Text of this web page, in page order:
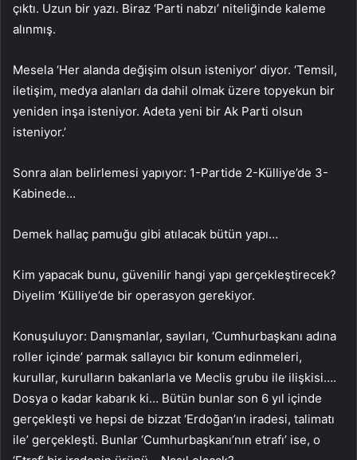
çıktı. Uzun bir yazı. Biraz ‘Parti nabzı’ niteliğinde kaleme
alınmış.
Mesela ‘Her alanda değişim olsun isteniyor’ diyor. ‘Temsil,
iletişim, medya alanları da dahil olmak üzere topyekun bir
yeniden inşa isteniyor. Adeta yeni bir Ak Parti olsun
isteniyor.’
Sonra alan belirlemesi yapıyor: 1-Partide 2-Külliye’de 3-
Kabinede…
Demek hallaç pamuğu gibi atılacak bütün yapı…
Kim yapacak bunu, güvenilir hangi yapı gerçekleştirecek?
Diyelim ‘Külliye’de bir operasyon gerekiyor.
Konuşuluyor: Danışmanlar, sayıları, ‘Cumhurbaşkanı adına
roller içinde’ parmak sallayıcı bir konum edinmeleri,
kurullar, kurulların bakanlarla ve Meclis grubu ile ilişkisi….
Dosya o kadar kabarık ki… Bütün bunlar son 6 yıl içinde
gerçekleşti ve hepsi de bizzat ‘Erdoğan’ın iradesi, talimatı
ile’ gerçekleşti. Bunlar ‘Cumhurbaşkanı’nın etrafı’ ise, o